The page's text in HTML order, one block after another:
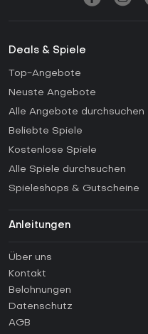
Deals & Spiele
Top-Angebote
Neuste Angebote
Alle Angebote durchsuchen
Beliebte Spiele
Kostenlose Spiele
Alle Spiele durchsuchen
Spieleshops & Gutscheine
Anleitungen
Anleitungen
Wie aktiviert man einen
Wie aktiviert man einen Epic
Wie aktiviert man einen
Über uns
Kontakt
Belohnungen
Datenschutz
AGB